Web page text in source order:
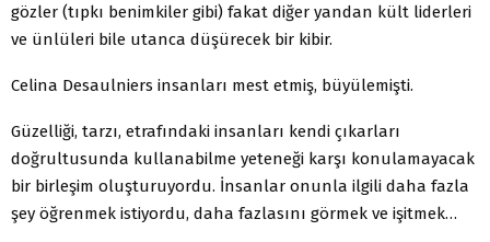
gözler (tıpkı benimkiler gibi) fakat diğer yandan kült liderleri
ve ünlüleri bile utanca düşürecek bir kibir.
Celina Desaulniers insanları mest etmiş, büyülemişti.
Güzelliği, tarzı, etrafındaki insanları kendi çıkarları
doğrultusunda kullanabilme yeteneği karşı konulamayacak
bir birleşim oluşturuyordu. İnsanlar onunla ilgili daha fazla
şey öğrenmek istiyordu, daha fazlasını görmek ve işitmek…